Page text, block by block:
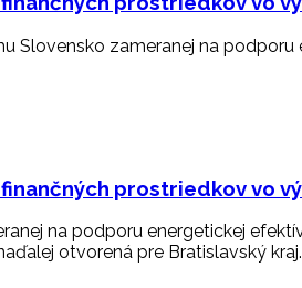
Slovensko zameranej na
prostriedkov vo
na podporu energetickej
otvorená pre Bratislavský kraj.